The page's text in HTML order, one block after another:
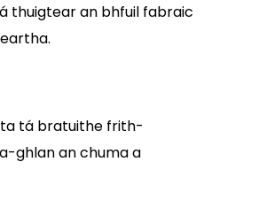
thuigtear an bhfuil fabraic
tá bratuithe frith-
ghlan an chuma a